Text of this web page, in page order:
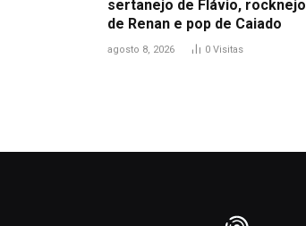
sertanejo de Flávio, rocknejo
de Renan e pop de Caiado
agosto 8, 2026 0 Visitas